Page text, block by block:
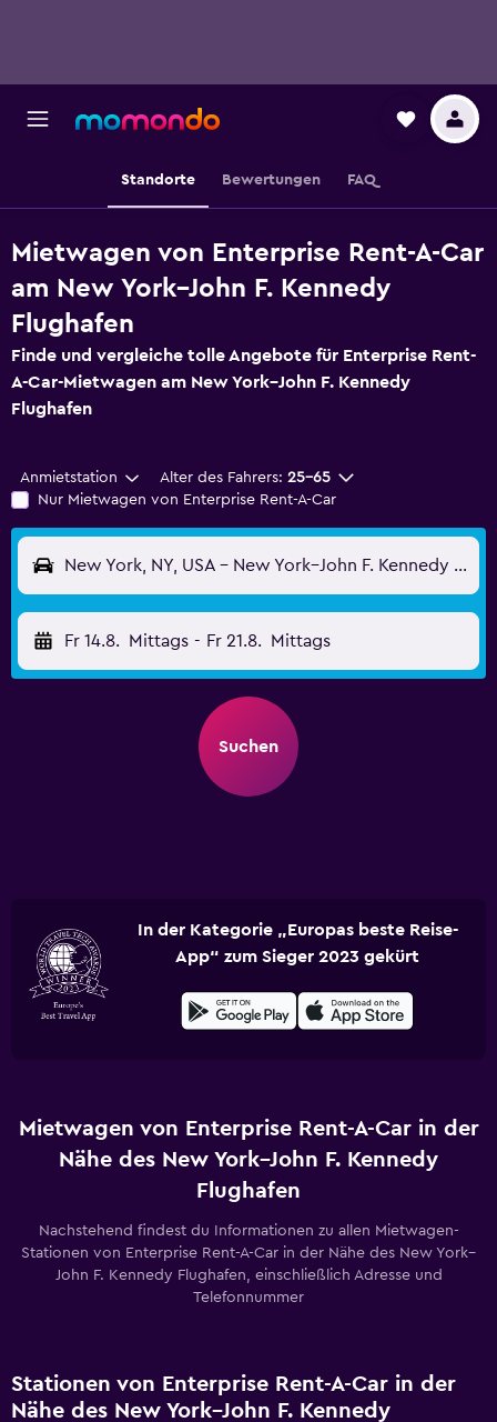
Standorte Bewertungen FAQ
Mietwagen von Enterprise Rent-A-Car
am New York–John F. Kennedy
Flughafen
Finde und vergleiche tolle Angebote für Enterprise Rent-
A-Car-Mietwagen am New York–John F. Kennedy
Flughafen
Anmietstation Alter des Fahrers: 25-65
Nur Mietwagen von Enterprise Rent-A-Car
New York, NY, USA - New York–John F. Kennedy (JFK)
Fr 14.8. Mittags - Fr 21.8. Mittags
Suchen
In der Kategorie „Europas beste Reise-
App“ zum Sieger 2023 gekürt
Mietwagen von Enterprise Rent-A-Car in der
Nähe des New York–John F. Kennedy
Flughafen
Nachstehend findest du Informationen zu allen Mietwagen-
Stationen von Enterprise Rent-A-Car in der Nähe des New York–
John F. Kennedy Flughafen, einschließlich Adresse und
Telefonnummer
Stationen von Enterprise Rent-A-Car in der
Nähe des New York–John F. Kennedy